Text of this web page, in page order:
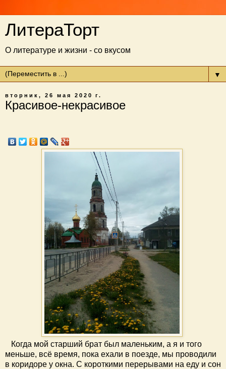
ЛитераТорт
О литературе и жизни - со вкусом
▼
вторник, 26 мая 2020 г.
Красивое-некрасивое
Когда мой старший брат был маленьким, а я и того
меньше, всё время, пока ехали в поезде, мы проводили
в коридоре у окна. С короткими перерывами на еду и сон